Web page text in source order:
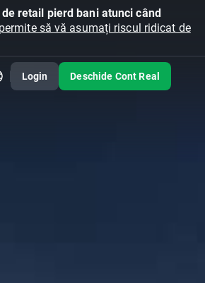
retail pierd bani atunci când
să vă asumați riscul ridicat de
Login Deschide Cont Real